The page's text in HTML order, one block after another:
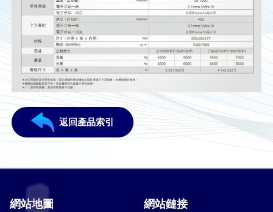
返回產品索引
網站地圖 網站鏈接